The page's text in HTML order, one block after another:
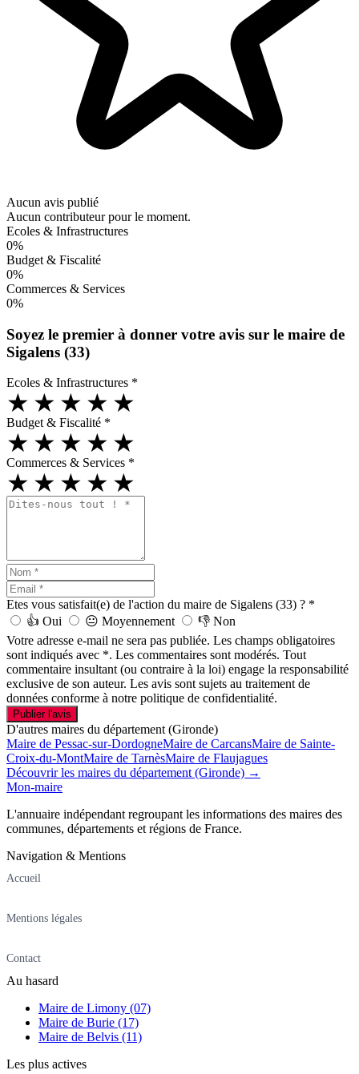
Aucun avis publié
Aucun contributeur pour le moment.
Ecoles & Infrastructures
0%
Budget & Fiscalité
0%
Commerces & Services
0%
Soyez le premier à donner votre avis sur le maire de
Sigalens (33)
Ecoles & Infrastructures *
★ ★ ★ ★ ★
Budget & Fiscalité *
★ ★ ★ ★ ★
Commerces & Services *
★ ★ ★ ★ ★
Etes vous satisfait(e) de l'action du maire de Sigalens (33) ? *
👍 Oui 😐 Moyennement 👎 Non
Votre adresse e-mail ne sera pas publiée. Les champs obligatoires
sont indiqués avec *. Les commentaires sont modérés. Tout
commentaire insultant (ou contraire à la loi) engage la responsabilité
exclusive de son auteur. Les avis sont sujets au traitement de
données conforme à notre politique de confidentialité.
Publier l'avis
D'autres maires du département (Gironde)
Maire de Pessac-sur-DordogneMaire de CarcansMaire de Sainte-
Croix-du-MontMaire de TarnèsMaire de Flaujagues
Découvrir les maires du département (Gironde) →
Mon-maire
L'annuaire indépendant regroupant les informations des maires des
communes, départements et régions de France.
Navigation & Mentions
Accueil
Mentions légales
Contact
Au hasard
Maire de Limony (07)
Maire de Burie (17)
Maire de Belvis (11)
Les plus actives